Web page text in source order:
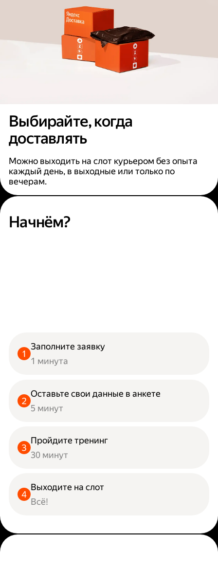
Выбирайте, когда
доставлять
Можно выходить на слот курьером без опыта
каждый день, в выходные или только по
вечерам.
Начнём?
Заполните заявку
1 минута
Оставьте свои данные в анкете
5 минут
Пройдите тренинг
30 минут
Выходите на слот
Всё!